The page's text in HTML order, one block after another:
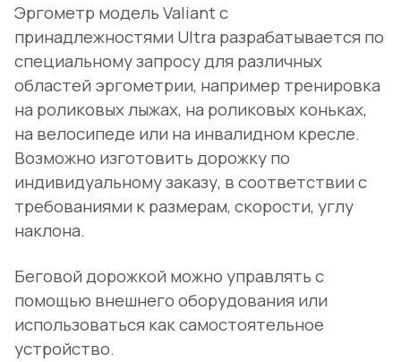
Эргометр модель Valiant с
принадлежностями Ultra разрабатывается по
специальному запросу для различных
областей эргометрии, например тренировка
на роликовых лыжах, на роликовых коньках,
на велосипеде или на инвалидном кресле.
Возможно изготовить дорожку по
индивидуальному заказу, в соответствии с
требованиями к размерам, скорости, углу
наклона.
Беговой дорожкой можно управлять с
помощью внешнего оборудования или
использоваться как самостоятельное
устройство.